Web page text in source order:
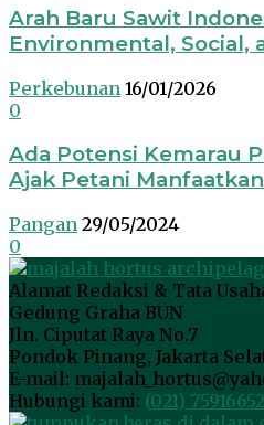
Arah Baru Sawit
Environmental, Social,
Perkebunan 16/01/2026
0
Ada Potensi Kemarau
Ajak Petani
Pangan 29/05/2024
0
Alamat Redaksi & Tata
Gedung Graha BUN
Jln. Ciputat Raya No.7
Pondok Pinang, Jakarta
E-mail:
Hubungi kami: (021)